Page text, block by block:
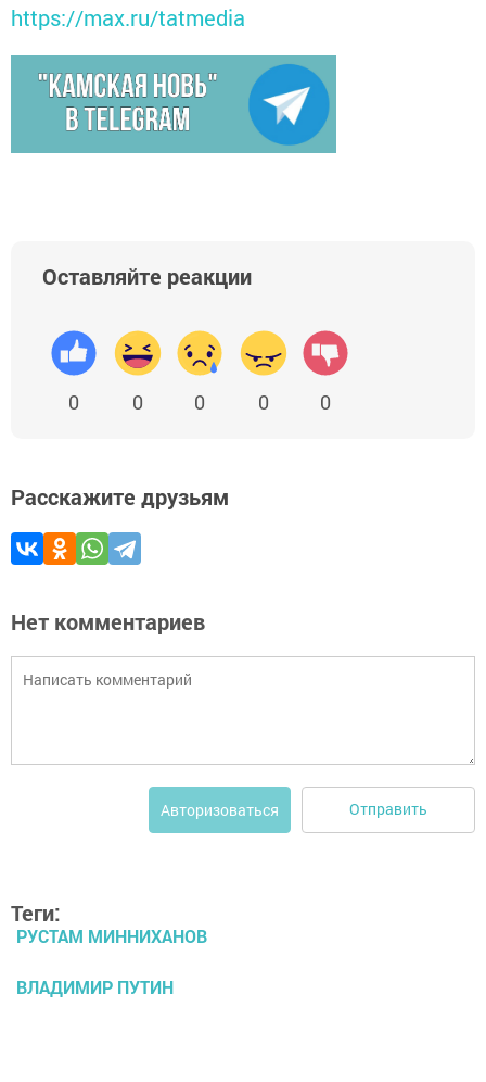
https://max.ru/tatmedia
Оставляйте реакции
0 0 0 0 0
Расскажите друзьям
Нет комментариев
Авторизоваться Отправить
Теги:
РУСТАМ МИННИХАНОВ
ВЛАДИМИР ПУТИН